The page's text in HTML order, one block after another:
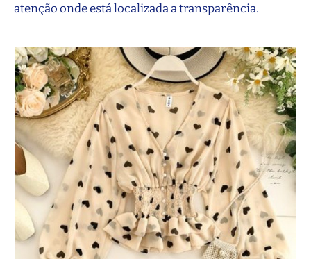
atenção onde está localizada a transparência.